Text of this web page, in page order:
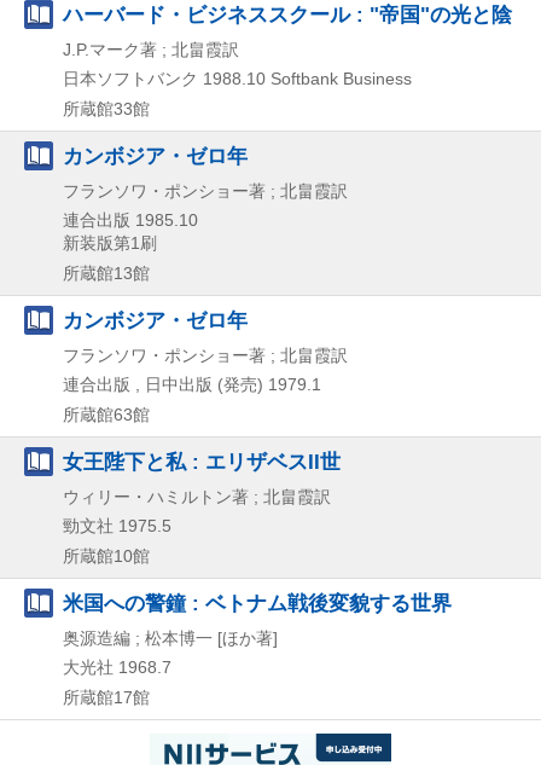
ハーバード・ビジネススクール : "帝国"の光と陰
J.P.マーク著 ; 北畠霞訳
日本ソフトバンク 1988.10 Softbank Business
所蔵館33館
カンボジア・ゼロ年
フランソワ・ポンショー著 ; 北畠霞訳
連合出版 1985.10
新装版第1刷
所蔵館13館
カンボジア・ゼロ年
フランソワ・ポンショー著 ; 北畠霞訳
連合出版 , 日中出版 (発売) 1979.1
所蔵館63館
女王陛下と私 : エリザベスII世
ウィリー・ハミルトン著 ; 北畠霞訳
勁文社 1975.5
所蔵館10館
米国への警鐘 : ベトナム戦後変貌する世界
奥源造編 ; 松本博一 [ほか著]
大光社 1968.7
所蔵館17館